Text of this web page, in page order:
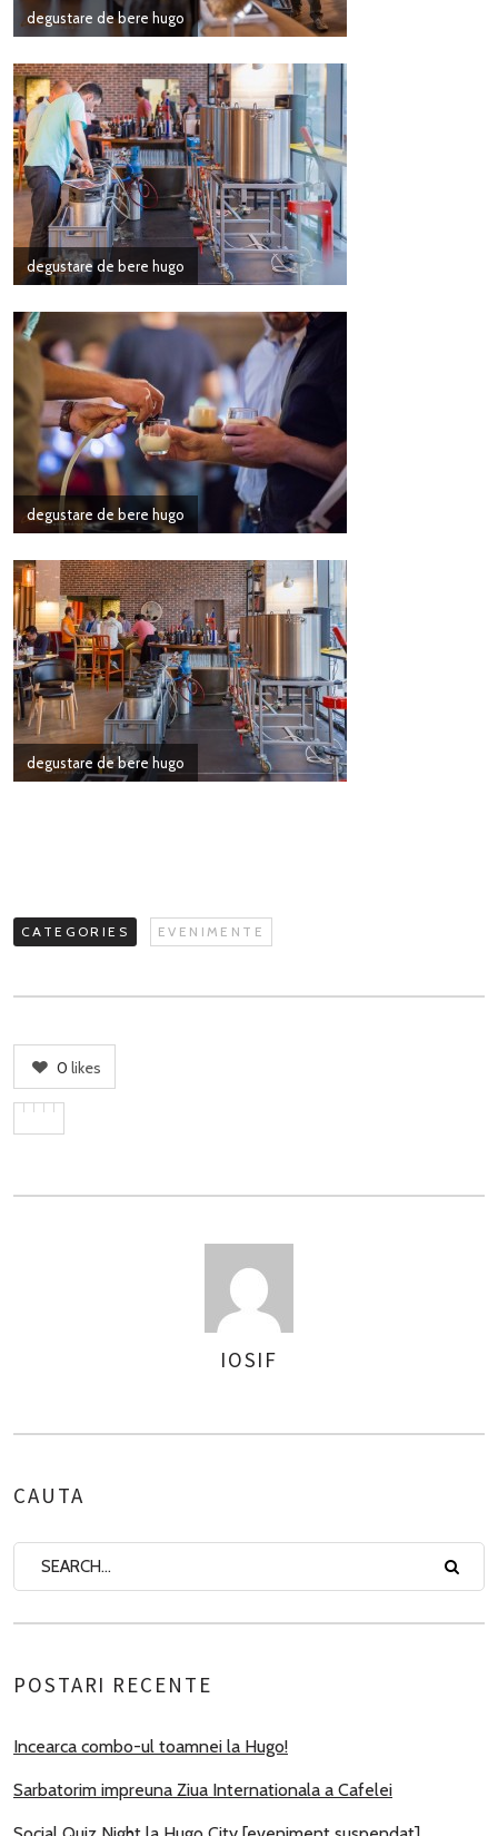
degustare de bere hugo
degustare de bere hugo
degustare de bere hugo
degustare de bere hugo
CATEGORIES EVENIMENTE
0 likes
IOSIF
CAUTA
POSTARI RECENTE
Incearca combo-ul toamnei la Hugo!
Sarbatorim impreuna Ziua Internationala a Cafelei